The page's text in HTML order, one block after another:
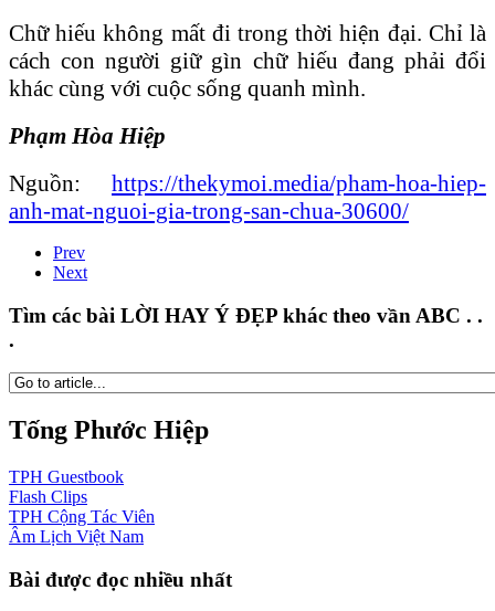
Chữ hiếu không mất đi trong thời hiện đại. Chỉ là
cách con người giữ gìn chữ hiếu đang phải đổi
khác cùng với cuộc sống quanh mình.
Phạm Hòa Hiệp
Nguồn: https://thekymoi.media/pham-hoa-hiep-
anh-mat-nguoi-gia-trong-san-chua-30600/
Prev
Next
Tìm các bài LỜI HAY Ý ĐẸP khác theo vần ABC . .
.
Tống Phước Hiệp
TPH Guestbook
Flash Clips
TPH Cộng Tác Viên
Âm Lịch Việt Nam
Bài được đọc nhiều nhất